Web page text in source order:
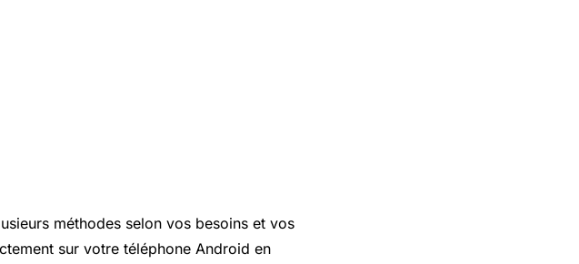
méthodes selon vos besoins et vos
sur votre téléphone Android en